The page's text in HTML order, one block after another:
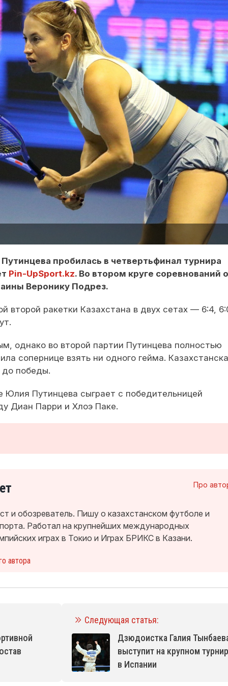
пробилась в четвертьфинал турнира
Pin-UpSport.kz. Во втором круге соревнований
Веронику Подрез.
второй ракетки Казахстана в двух сетах — 6:4,
однако во второй партии Путинцева полностью
сопернице взять ни одного гейма.
до победы.
Юлия Путинцева сыграет с победительницей
Диан Парри и Хлоэ Паке.
Про
и обозреватель. Пишу о казахстанском футболе и
Работал на крупнейших международных
играх в Токио и Играх БРИКС в Казани.
автора
Следующая статья:
Дзюдоистка Галия
выступит на крупном
в Испании